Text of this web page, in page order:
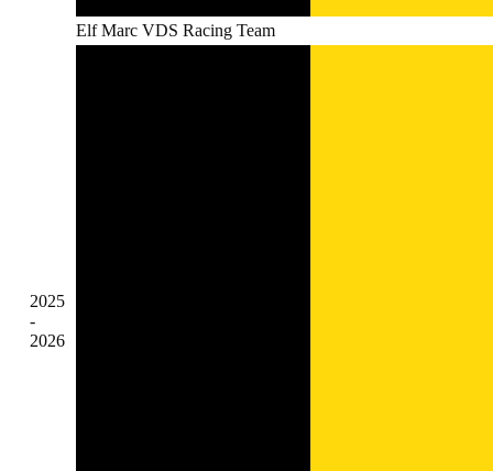
Elf Marc VDS Racing Team
2025
-
2026